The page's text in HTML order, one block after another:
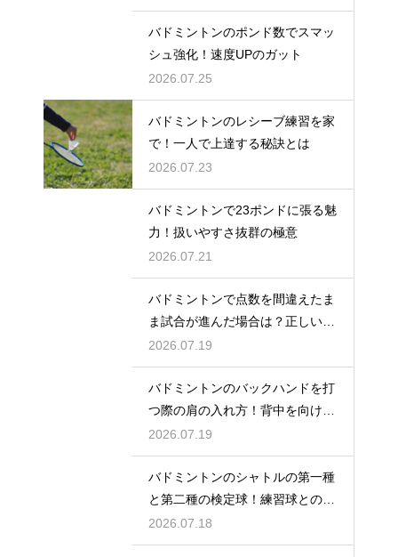
バドミントンのポンド数でスマッ
シュ強化！速度UPのガット
2026.07.25
バドミントンのレシーブ練習を家
で！一人で上達する秘訣とは
2026.07.23
バドミントンで23ポンドに張る魅
力！扱いやすさ抜群の極意
2026.07.21
バドミントンで点数を間違えたま
ま試合が進んだ場合は？正しい修
正方法
2026.07.19
バドミントンのバックハンドを打
つ際の肩の入れ方！背中を向けて
構える
2026.07.19
バドミントンのシャトルの第一種
と第二種の検定球！練習球との違
いとは
2026.07.18